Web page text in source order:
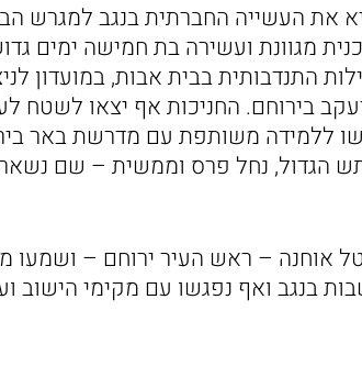
את העשייה החברתית בנגב למגרש
מגוונת ועשירה בת חמישה ימים
התנדבותית בבית אבות, במועדון
בירוחם. החניכות אף יצאו לשטח
ללמידה משותפת עם מדרשת באר
הגדול, נחל פרס וממשית – שם
אוחנה – ראש העיר ירוחם – ושמעו
בנגב ואף נפגשו עם מקימי הישוב